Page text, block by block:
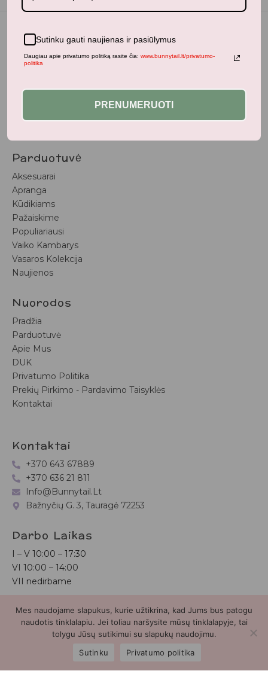
BunnyTail
Parduotuvė
Aksesuarai
Apranga
Kūdikiams
Pažaiskime
Populiariausi
Vaiko Kambarys
Vasaros Kolekcija
Naujienos
Nuorodos
Pradžia
Parduotuvė
Apie Mus
DUK
Privatumo Politika
Prekių Pirkimo - Pardavimo Taisyklės
Kontaktai
Kontaktai
+370 643 67889
+370 636 21 811
Info@bunnytail.lt
Bažnyčių G. 3, Tauragė 72253
Darbo Laikas
I – V 10:00 – 17:30
VI 10:00 – 14:00
VII nedirbame
Bunnytail.lt| Copyright 2026 | Svetainė sukurtaMyra.lt
Mes naudojame slapukus, kurie užtikrina, kad Jums bus patogu
naudotis tinklalapiu. Jei toliau naršysite mūsų tinklalapyje, tai
tolygu Jūsų sutikimui su slapukų naudojimu.
Sutinku
Privatumo politika
Sutinku gauti naujienas ir pasiūlymus
Daugiau apie privatumo politiką rasite čia: www.bunnytail.lt/privatumo-
politika
PRENUMERUOTI